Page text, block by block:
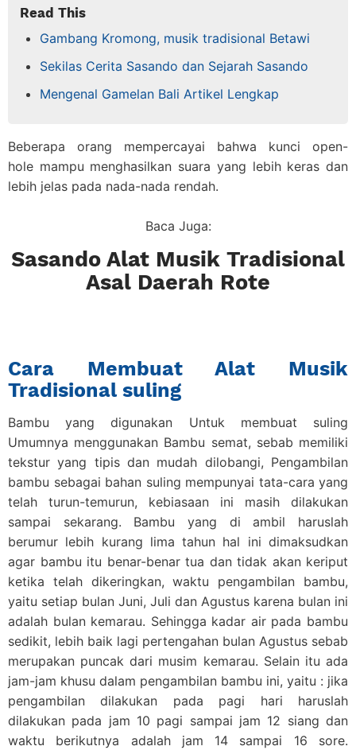
Read This
Gambang Kromong, musik tradisional Betawi
Sekilas Cerita Sasando dan Sejarah Sasando
Mengenal Gamelan Bali Artikel Lengkap
Beberapa orang mempercayai bahwa kunci open-
hole mampu menghasilkan suara yang lebih keras dan
lebih jelas pada nada-nada rendah.
Baca Juga:
Sasando Alat Musik Tradisional
Asal Daerah Rote
Cara Membuat Alat Musik
Tradisional suling
Bambu yang digunakan Untuk membuat suling
Umumnya menggunakan Bambu semat, sebab memiliki
tekstur yang tipis dan mudah dilobangi, Pengambilan
bambu sebagai bahan suling mempunyai tata-cara yang
telah turun-temurun, kebiasaan ini masih dilakukan
sampai sekarang. Bambu yang di ambil haruslah
berumur lebih kurang lima tahun hal ini dimaksudkan
agar bambu itu benar-benar tua dan tidak akan keriput
ketika telah dikeringkan, waktu pengambilan bambu,
yaitu setiap bulan Juni, Juli dan Agustus karena bulan ini
adalah bulan kemarau. Sehingga kadar air pada bambu
sedikit, lebih baik lagi pertengahan bulan Agustus sebab
merupakan puncak dari musim kemarau. Selain itu ada
jam-jam khusu dalam pengambilan bambu ini, yaitu : jika
pengambilan dilakukan pada pagi hari haruslah
dilakukan pada jam 10 pagi sampai jam 12 siang dan
waktu berikutnya adalah jam 14 sampai 16 sore.